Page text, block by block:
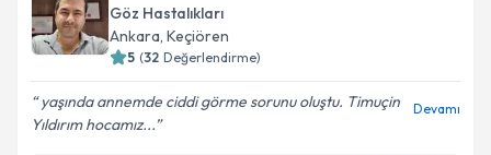
Göz Hastalıkları
Ankara, Keçiören
5 (32 Değerlendirme)
yaşında annemde ciddi görme sorunu oluştu. Timuçin
Yıldırım hocamız...
Devamı